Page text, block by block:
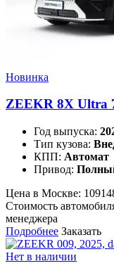
Новинка
ZEEKR 8X Ultra
Год выпуска:
Тип кузова:
КПП: Автомат
Привод:
Цена в Москве:
Стоимость
менеджера
Подробнее Заказать
Нет в наличии